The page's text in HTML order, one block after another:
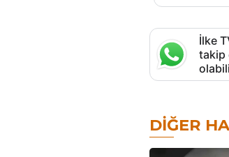
İlke
takip
DIĞER